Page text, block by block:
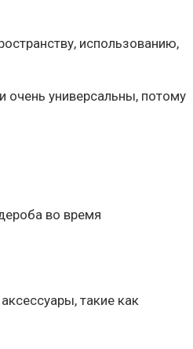
использованию,
универсальны, потому
во время
такие как